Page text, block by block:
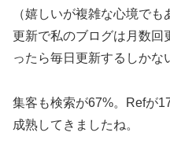
（嬉しいが複雑な心境で
更新で私のブログは月数回
ったら毎日更新するしかな
集客も検索が67%。Refが
成熟してきましたね。